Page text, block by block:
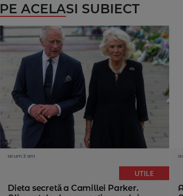
PE ACELASI SUBIECT
acum 3 ani
UTILE
Dieta secretă a Camillei Parker.